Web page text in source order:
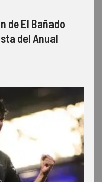
de El Bañado
del Anual